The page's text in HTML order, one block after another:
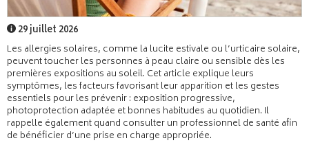
29 juillet 2026
Les allergies solaires, comme la lucite estivale ou l’urticaire solaire,
peuvent toucher les personnes à peau claire ou sensible dès les
premières expositions au soleil. Cet article explique leurs
symptômes, les facteurs favorisant leur apparition et les gestes
essentiels pour les prévenir : exposition progressive,
photoprotection adaptée et bonnes habitudes au quotidien. Il
rappelle également quand consulter un professionnel de santé afin
de bénéficier d’une prise en charge appropriée.